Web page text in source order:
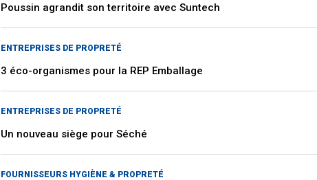
Poussin agrandit son territoire avec Suntech
ENTREPRISES DE PROPRETÉ
3 éco-organismes pour la REP Emballage
ENTREPRISES DE PROPRETÉ
Un nouveau siège pour Séché
FOURNISSEURS HYGIÈNE & PROPRETÉ